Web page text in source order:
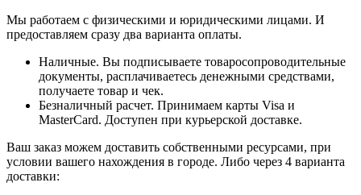
Мы работаем с физическими и юридическими лицами. И
предоставляем сразу два варианта оплаты.
Наличные. Вы подписываете товаросопроводительные
документы, расплачиваетесь денежными средствами,
получаете товар и чек.
Безналичный расчет. Принимаем карты Visa и
MasterCard. Доступен при курьерской доставке.
Ваш заказ можем доставить собственными ресурсами, при
условии вашего нахождения в городе. Либо через 4 варианта
доставки: